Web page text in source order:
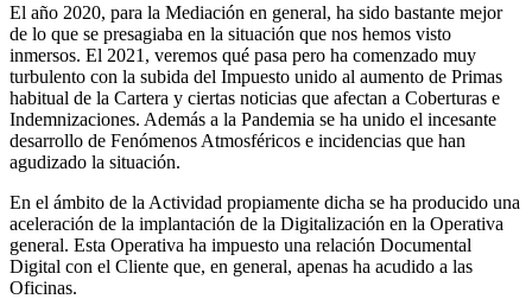
El año 2020, para la Mediación en general, ha sido bastante mejor
de lo que se presagiaba en la situación que nos hemos visto
inmersos. El 2021, veremos qué pasa pero ha comenzado muy
turbulento con la subida del Impuesto unido al aumento de Primas
habitual de la Cartera y ciertas noticias que afectan a Coberturas e
Indemnizaciones. Además a la Pandemia se ha unido el incesante
desarrollo de Fenómenos Atmosféricos e incidencias que han
agudizado la situación.
En el ámbito de la Actividad propiamente dicha se ha producido una
aceleración de la implantación de la Digitalización en la Operativa
general. Esta Operativa ha impuesto una relación Documental
Digital con el Cliente que, en general, apenas ha acudido a las
Oficinas.